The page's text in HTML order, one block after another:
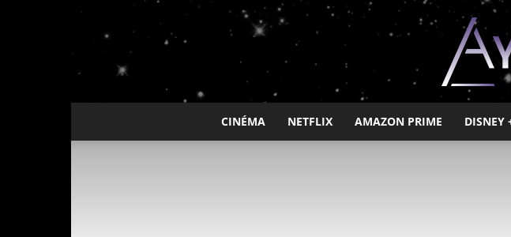
CINÉMA NETFLIX AMAZON PRIME DISNEY